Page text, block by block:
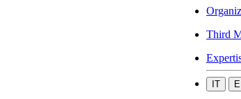
Third
IT